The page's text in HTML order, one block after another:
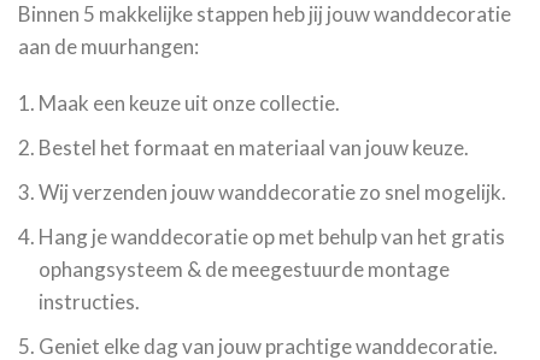
Binnen 5 makkelijke stappen heb jij jouw wanddecoratie
aan de muurhangen:
Maak een keuze uit onze collectie.
Bestel het formaat en materiaal van jouw keuze.
Wij verzenden jouw wanddecoratie zo snel mogelijk.
Hang je wanddecoratie op met behulp van het gratis
ophangsysteem & de meegestuurde montage
instructies.
Geniet elke dag van jouw prachtige wanddecoratie.